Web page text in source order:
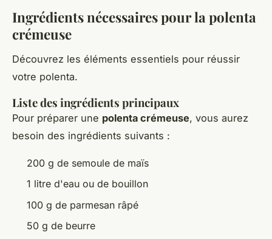
Ingrédients nécessaires pour la polenta
crémeuse
Découvrez les éléments essentiels pour réussir
votre polenta.
Liste des ingrédients principaux
Pour préparer une polenta crémeuse, vous aurez
besoin des ingrédients suivants :
200 g de semoule de maïs
1 litre d'eau ou de bouillon
100 g de parmesan râpé
50 g de beurre